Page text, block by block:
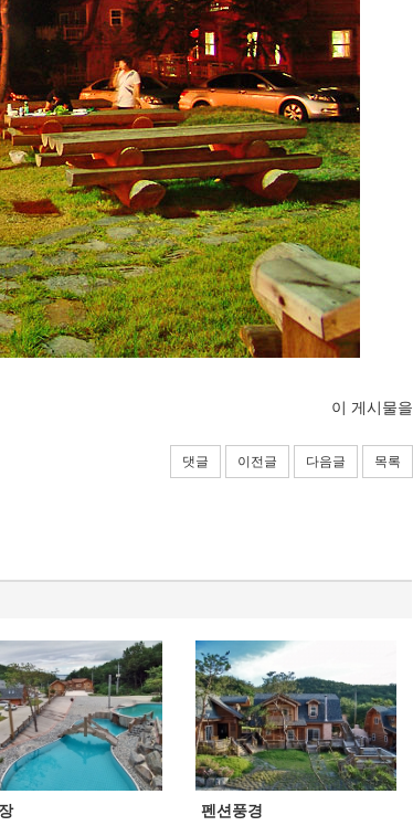
이 게시물을
댓글 이전글 다음글 목록
펜션풍경